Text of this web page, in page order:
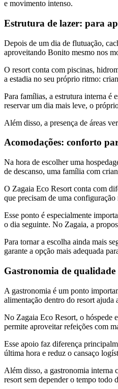
e movimento intenso.
Estrutura de lazer: para
Depois de um dia de flutuação,
aproveitando Bonito mesmo nos
O resort conta com piscinas,
a estadia no seu próprio ritmo:
Para famílias, a estrutura interna é
reservar um dia mais leve, o
Além disso, a presença de áreas
Acomodações: conforto
Na hora de escolher uma
de descanso, uma família com
O Zagaia Eco Resort conta com
que precisam de uma
Esse ponto é especialmente
o dia seguinte. No Zagaia, a
Para tornar a escolha ainda mais
garante a opção mais adequada
Gastronomia de qualidade
A gastronomia é um ponto
alimentação dentro do resort ajuda
No Zagaia Eco Resort, o hóspede
permite aproveitar refeições com
Esse apoio faz diferença
última hora e reduz o cansaço
Além disso, a gastronomia interna
resort sem depender o tempo todo